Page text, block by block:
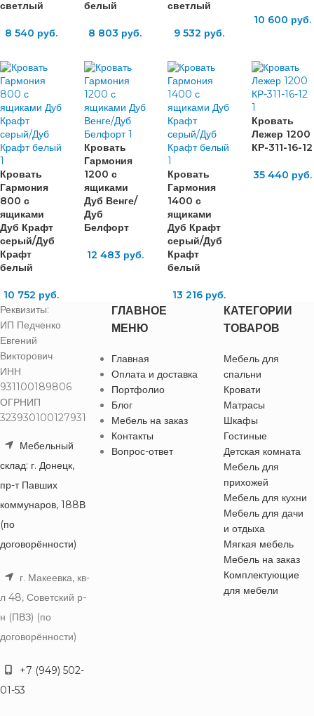
светлый
8 540 руб.
белый
8 803 руб.
светлый
9 532 руб.
10 600 руб.
Кровать
Гармония
800 с
ящиками
Дуб Крафт
серый/Дуб
Крафт
белый
10 752 руб.
Кровать
Гармония
1200 с
ящиками
Дуб Венге/
Дуб
Белфорт
12 483 руб.
Кровать
Гармония
1400 с
ящиками
Дуб Крафт
серый/Дуб
Крафт
белый
13 216руб.
Кровать
Лежер 1200
КР-311-16-12
35 440 руб.
Реквизиты:
ИП Педченко
Евгений
Викторович
ИНН
931100189806
ОГРНИП
323930100127931
Мебельный
склад: г. Донецк,
пр-т Павших
коммунаров, 188В
(по
договорённости)
г. Макеевка, кв-
л 48, Советский р-
н (ПВЗ) (по
договорённости)
+7 (949) 502-
01-53
ГЛАВНОЕ
МЕНЮ
Главная
Оплата и доставка
Портфолио
Блог
Мебель на заказ
Контакты
Вопрос-ответ
КАТЕГОРИИ
ТОВАРОВ
Мебель для
спальни
Кровати
Матрасы
Шкафы
Гостиные
Детская комната
Мебель для
прихожей
Мебель для кухни
Мебель для дачи
и отдыха
Мягкая мебель
Мебель на заказ
Комплектующие
для мебели